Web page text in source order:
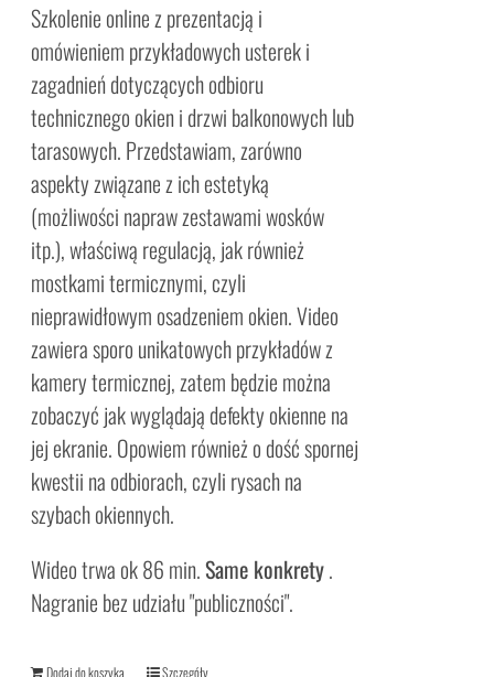
Szkolenie online z prezentacją i
omówieniem przykładowych usterek i
zagadnień dotyczących odbioru
technicznego okien i drzwi balkonowych lub
tarasowych. Przedstawiam, zarówno
aspekty związane z ich estetyką
(możliwości napraw zestawami wosków
itp.), właściwą regulacją, jak również
mostkami termicznymi, czyli
nieprawidłowym osadzeniem okien. Video
zawiera sporo unikatowych przykładów z
kamery termicznej, zatem będzie można
zobaczyć jak wyglądają defekty okienne na
jej ekranie. Opowiem również o dość spornej
kwestii na odbiorach, czyli rysach na
szybach okiennych.
Wideo trwa ok 86 min.Same konkrety.
Nagranie bez udziału "publiczności".
Dodaj do koszyka Szczegóły